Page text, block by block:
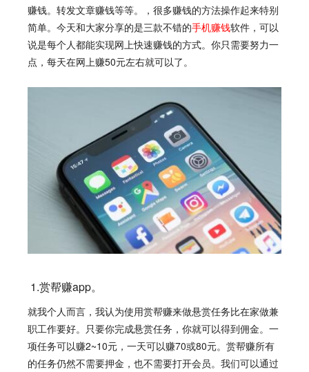
赚钱。转发文章赚钱等等。，很多赚钱的方法操作起来特别
简单。今天和大家分享的是三款不错的手机赚钱软件，可以
说是每个人都能实现网上快速赚钱的方式。你只需要努力一
点，每天在网上赚50元左右就可以了。
1.赏帮赚app。
就我个人而言，我认为使用赏帮赚来做悬赏任务比在家做兼
职工作要好。只要你完成悬赏任务，你就可以得到佣金。一
项任务可以赚2~10元，一天可以赚70或80元。 赏帮赚所有
的任务仍然不需要押金，也不需要打开会员。我们可以通过